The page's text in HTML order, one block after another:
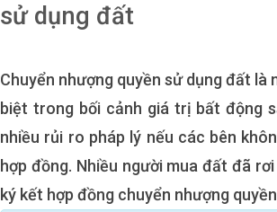
sử dụng đất
Chuyển nhượng quyền sử dụng đất
biệt trong bối cảnh giá trị bất động
nhiều rủi ro pháp lý nếu các bên
hợp đồng. Nhiều người mua đất đã
ký kết hợp đồng chuyển nhượng